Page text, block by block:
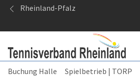
Springe zum Seiteninhalt
Rheinland-Pfalz
Buchung Halle Spielbetrieb | TORP